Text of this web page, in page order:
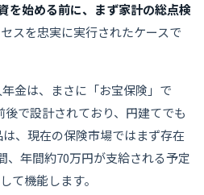
を始める前に、まず家計の総点検
スを忠実に実行されたケースで
金は、まさに「お宝保険」で
で設計されており、円建てでも
、現在の保険市場ではまず存在
、年間約70万円が支給される予定
て機能します。